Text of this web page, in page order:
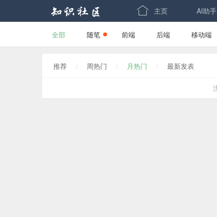
 主页 AI助手
全部 随笔 前端 后端 移动端
推荐 周热门 月热门 最新发表